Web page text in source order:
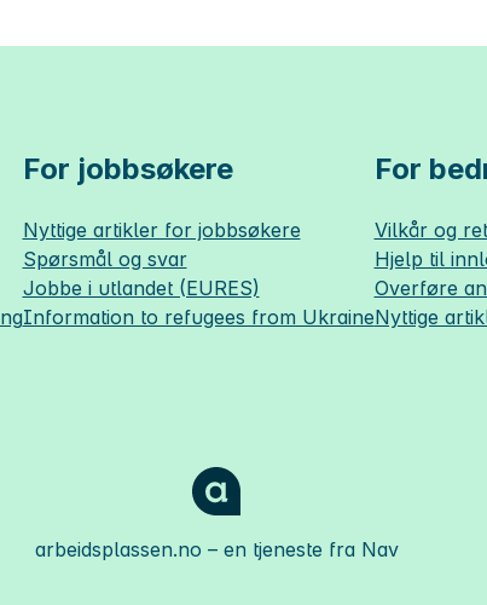
For jobbsøkere
Nyttige artikler for jobbsøkere
Spørsmål og svar
Jobbe i utlandet (EURES)
Information to refugees from Ukraine
For
Vilkår og
Hjelp til
Overføre
Nyttige
arbeidsplassen.no – en tjeneste fra Nav